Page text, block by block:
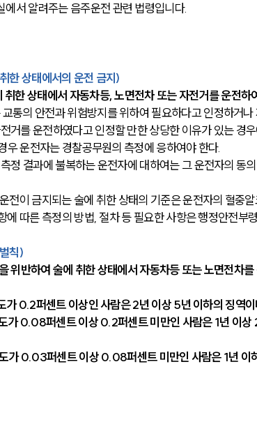
에서 알려주는 음주운전 관련 법령입니다.
한 상태에서의 운전 금지)
한 상태에서 자동차등, 노면전차 또는 자전거를 운전하
통의 안전과 위험방지를 위하여 필요하다고 인정하거
거를 운전하였다고 인정할 만한 상당한 이유가 있는 경
우 운전자는 경찰공무원의 측정에 응하여야 한다.
정 결과에 불복하는 운전자에 대하여는 그 운전자의 동
전이 금지되는 술에 취한 상태의 기준은 운전자의 혈중
따른 측정의 방법, 절차 등 필요한 사항은 행정안전부
칙)
위반하여 술에 취한 상태에서 자동차등 또는 노면전차
가 0.2퍼센트 이상인 사람은 2년 이상 5년 이하의 징역
가 0.08퍼센트 이상 0.2퍼센트 미만인 사람은 1년 이
가 0.03퍼센트 이상 0.08퍼센트 미만인 사람은 1년 이